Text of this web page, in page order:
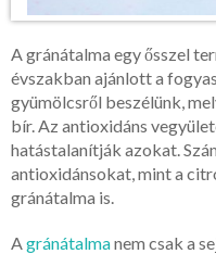
A gránátalma egy ősszel
évszakban ajánlott a
gyümölcsről beszélünk,
bír. Az antioxidáns
hatástalanítják azokat.
antioxidánsokat, mint a
gránátalma is.
A gránátalmanem csak a